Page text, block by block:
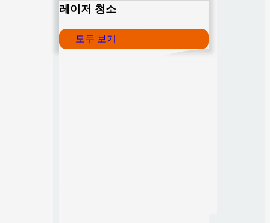
레이저 청소
모두 보기